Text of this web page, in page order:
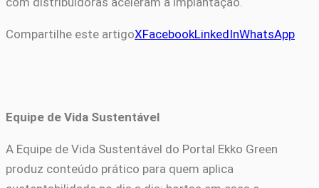
Compartilhe este artigoXFacebookLinkedInWhatsApp
Equipe de Vida Sustentável
A Equipe de Vida Sustentável do Portal Ekko Green
produz conteúdo prático para quem aplica